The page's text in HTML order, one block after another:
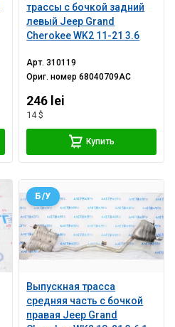
трассы с бочкой задний
левый Jeep Grand
Cherokee WK2 11-21 3.6
Арт.310119
Ориг. номер68040709AC
246 lei
14 $
Купить
Выпускная трасса
средняя часть с бочкой
правая Jeep Grand
Б/У